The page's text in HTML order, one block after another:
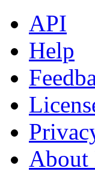
API
Help
About